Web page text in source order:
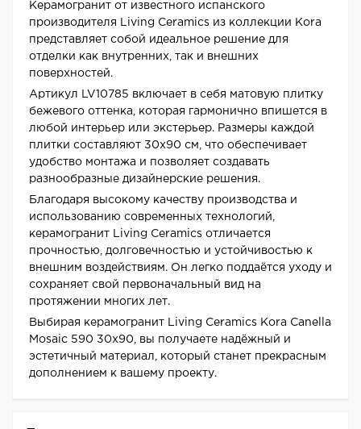
Керамогранит от известного испанского
производителя Living Ceramics из коллекции Kora
представляет собой идеальное решение для
отделки как внутренних, так и внешних
поверхностей.
Артикул LV10785 включает в себя матовую плитку
бежевого оттенка, которая гармонично впишется в
любой интерьер или экстерьер. Размеры каждой
плитки составляют 30x90 см, что обеспечивает
удобство монтажа и позволяет создавать
разнообразные дизайнерские решения.
Благодаря высокому качеству производства и
использованию современных технологий,
керамогранит Living Ceramics отличается
прочностью, долговечностью и устойчивостью к
внешним воздействиям. Он легко поддаётся уходу и
сохраняет свой первоначальный вид на
протяжении многих лет.
Выбирая керамогранит Living Ceramics Kora Canella
Mosaic 590 30x90, вы получаете надёжный и
эстетичный материал, который станет прекрасным
дополнением к вашему проекту.